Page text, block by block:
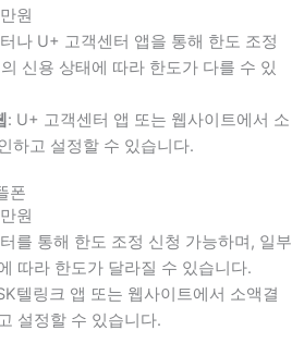
원
나 U+ 고객센터 앱을 통해 한도 조정
신용 상태에 따라 한도가 다를 수 있
: U+ 고객센터 앱 또는 웹사이트에서 소
하고 설정할 수 있습니다.
폰
원
를 통해 한도 조정 신청 가능하며, 일부
따라 한도가 달라질 수 있습니다.
텔링크 앱 또는 웹사이트에서 소액결
설정할 수 있습니다.